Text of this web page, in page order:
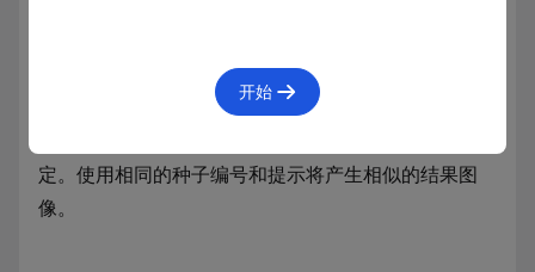
使用种子编号创建一个视觉噪声场，如电视雪花，作为
生成初始图像网格的起点。种子编号是为每个图像随机
定。使用相同的种子编号和提示将产生相似的结果图
像。
开始